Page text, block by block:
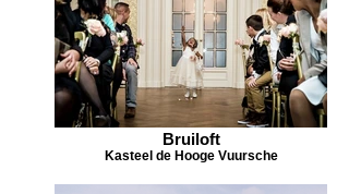
Bruiloft
Kasteel de Hooge Vuursche